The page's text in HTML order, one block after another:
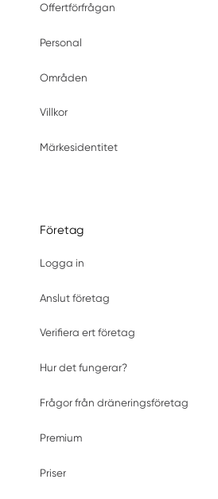
Offertförfrågan
Personal
Områden
Villkor
Märkesidentitet
Företag
Logga in
Anslut företag
Verifiera ert företag
Hur det fungerar?
Frågor från dräneringsföretag
Premium
Priser